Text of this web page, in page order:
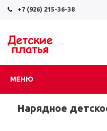
+7 (926) 215-36-38
МЕНЮ
Нарядное